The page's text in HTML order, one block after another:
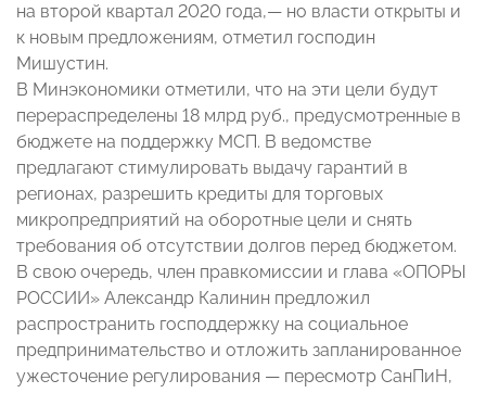
на второй квартал 2020 года,— но власти открыты и
к новым предложениям, отметил господин
Мишустин.
В Минэкономики отметили, что на эти цели будут
перераспределены 18 млрд руб., предусмотренные в
бюджете на поддержку МСП. В ведомстве
предлагают стимулировать выдачу гарантий в
регионах, разрешить кредиты для торговых
микропредприятий на оборотные цели и снять
требования об отсутствии долгов перед бюджетом.
В свою очередь, член правкомиссии и глава «ОПОРЫ
РОССИИ» Александр Калинин предложил
распространить господдержку на социальное
предпринимательство и отложить запланированное
ужесточение регулирования — пересмотр СанПиН,